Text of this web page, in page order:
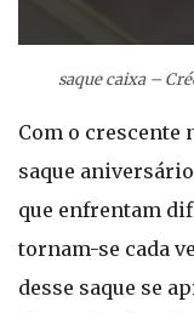
saque caixa –
Com o crescente
saque
que enfrentam
tornam-se cada
desse saque se